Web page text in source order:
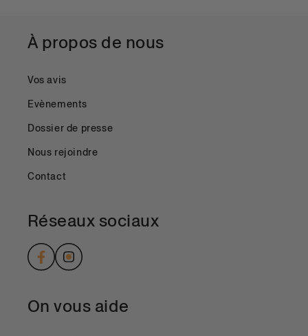
À propos de nous
Vos avis
Evènements
Dossier de presse
Nous rejoindre
Contact
Réseaux sociaux
FacebookInstagram
On vous aide